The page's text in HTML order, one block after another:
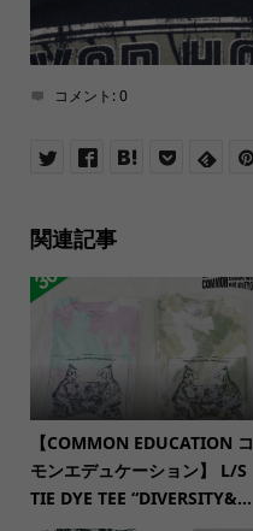
コメント:0
関連記事
【COMMON EDUCATION コ
モンエデュケーション】 L/S
TIE DYE TEE “DIVERSITY&...